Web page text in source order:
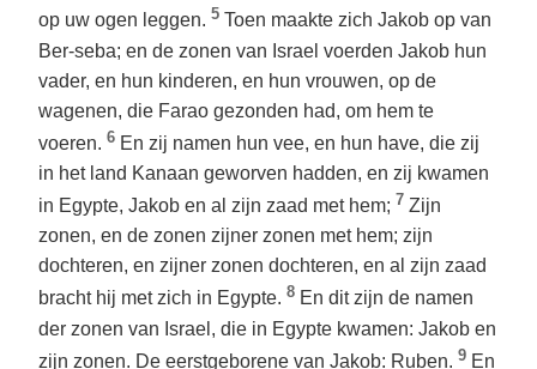
op uw ogen leggen. 5 Toen maakte zich Jakob op van
Ber-seba; en de zonen van Israel voerden Jakob hun
vader, en hun kinderen, en hun vrouwen, op de
wagenen, die Farao gezonden had, om hem te
voeren. 6 En zij namen hun vee, en hun have, die zij
in het land Kanaan geworven hadden, en zij kwamen
in Egypte, Jakob en al zijn zaad met hem; 7 Zijn
zonen, en de zonen zijner zonen met hem; zijn
dochteren, en zijner zonen dochteren, en al zijn zaad
bracht hij met zich in Egypte. 8 En dit zijn de namen
der zonen van Israel, die in Egypte kwamen: Jakob en
zijn zonen. De eerstgeborene van Jakob: Ruben. 9 En